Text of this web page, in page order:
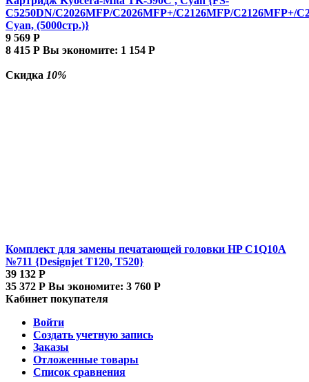
C5250DN/C2026MFP/C2026MFP+/C2126MFP/C2126MFP+/
Cyan, (5000стр.)}
9 569 Р
8 415 Р Вы экономите: 1 154 Р
Скидка 10%
Комплект для замены печатающей головки HP C1Q10A
№711 {Designjet T120, T520}
39 132 Р
35 372 Р Вы экономите: 3 760 Р
Кабинет покупателя
Войти
Создать учетную запись
Заказы
Отложенные товары
Список сравнения